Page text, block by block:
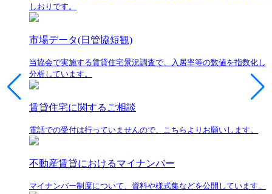
しおりです。
市場データ(日管協短観)
当協会で実施する賃貸住宅景況調査で、入居率等の数値を指数化し
分析しています。
賃貸住宅に関するご相談
電話での受付は行っていませんので、こちらよりお願いします。
不動産賃貸におけるマイナンバー
マイナンバー制度について、資料や様式集などを公開しています。